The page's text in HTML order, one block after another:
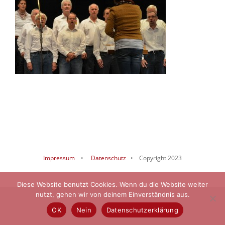
Impressum • Datenschutz • Copyright 2023
Diese Website benutzt Cookies. Wenn du die Website weiter
nutzt, gehen wir von deinem Einverständnis aus.
OK
Nein Datenschutzerklärung